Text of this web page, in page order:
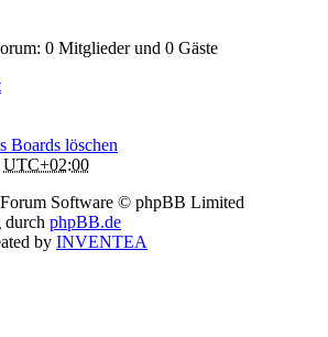
0 Mitglieder und 0 Gäste
Boards löschen
UTC+02:00
Software © phpBB Limited
durch phpBB.de
by INVENTEA